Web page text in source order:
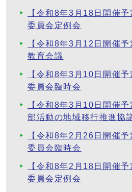
【令和8年3月18日開催
委員会定例会
【令和8年3月12日開催
教育会議
【令和8年3月10日開催
委員会臨時会
【令和8年3月10日開催
部活動の地域移行推進協
【令和8年2月26日開催
委員会臨時会
【令和8年2月18日開催
委員会定例会